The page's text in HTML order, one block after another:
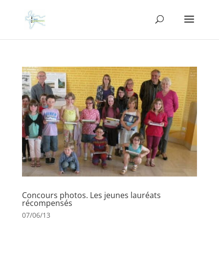
Concours photos. Les jeunes lauréats
récompensés
07/06/13